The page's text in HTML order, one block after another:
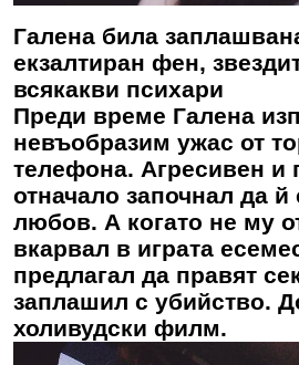
Галена била
екзалтиран фен,
всякакви психари
Преди време Галена
невъобразим ужас от
телефона. Агресивен и
отначало започнал да й
любов. А когато не му
вкарвал в играта
предлагал да правят
заплашил с убийство.
холивудски филм.